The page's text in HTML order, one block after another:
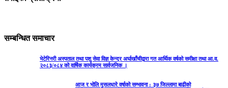
सम्बन्धित समाचार
भेटेरिनरी अस्पताल तथा पशु सेवा विज्ञ केन्द्र अर्घाखाँचीद्वारा गत आर्थिक वर्षको समीक्षा तथा आ.व.
२०८३/०८४ को वार्षिक कार्यक्रम सार्वजनिक ।
आज र भोलि मुसलधारे वर्षाको सम्भावना : ३७ जिल्लामा बाढीको